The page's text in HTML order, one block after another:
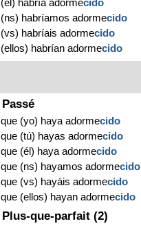
(él) habría adormecido
(ns) habríamos adormecido
(vs) habríais adormecido
(ellos) habrían adormecido
Passé
que (yo) haya adormecido
que (tú) hayas adormecido
que (él) haya adormecido
que (ns) hayamos adormecido
que (vs) hayáis adormecido
que (ellos) hayan adormecido
Plus-que-parfait (2)